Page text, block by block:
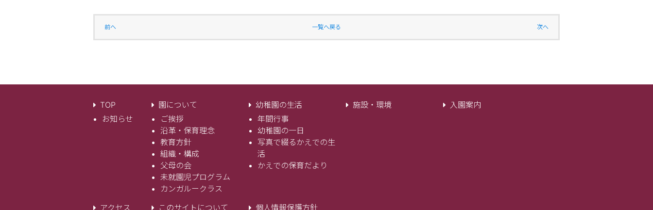
前へ 一覧へ戻る 次へ
TOP
お知らせ
園について
ご挨拶
沿革・保育理念
教育方針
組織・構成
父母の会
未就園児プログラム
カンガルークラス
幼稚園の生活
年間行事
幼稚園の一日
写真で綴るかえでの生
活
かえでの保育だより
施設・環境 入園案内
アクセス このサイトについて 個人情報保護方針